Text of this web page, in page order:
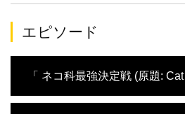
エピソード
「 ネコ科最強決定戦 (原題: Cat